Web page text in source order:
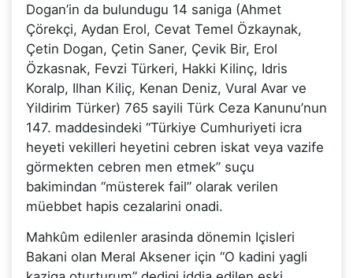
Dogan’in da bulundugu 14 saniga (Ahmet
Çörekçi, Aydan Erol, Cevat Temel Özkaynak,
Çetin Dogan, Çetin Saner, Çevik Bir, Erol
Özkasnak, Fevzi Türkeri, Hakki Kilinç, Idris
Koralp, Ilhan Kiliç, Kenan Deniz, Vural Avar ve
Yildirim Türker) 765 sayili Türk Ceza Kanunu’nun
147. maddesindeki “Türkiye Cumhuriyeti icra
heyeti vekilleri heyetini cebren iskat veya vazife
görmekten cebren men etmek” suçu
bakimindan “müsterek fail” olarak verilen
müebbet hapis cezalarini onadi.
Mahkûm edilenler arasinda dönemin Içisleri
Bakani olan Meral Aksener için “O kadini yagli